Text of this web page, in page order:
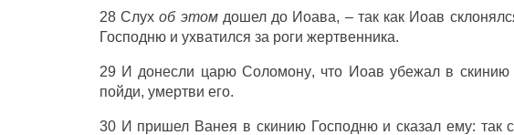
28Слух об этом дошелдо Иоава, – так как Иоав
Господнюи ухватился за роги жертвенника.
29 И донесли царю Соломону, что Иоав убежалв скинию
пойди, умертви его.
30 И пришел Ванея в скинию Господнюисказал ему: так